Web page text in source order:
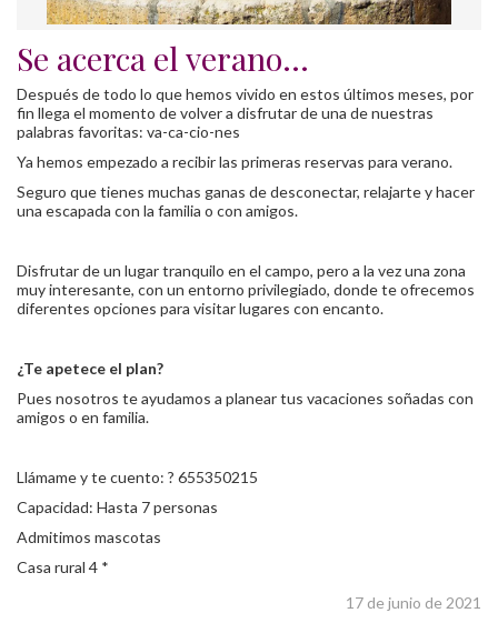
Se acerca el verano...
Después de todo lo que hemos vivido en estos últimos meses, por
fin llega el momento de volver a disfrutar de una de nuestras
palabras favoritas: va-ca-cio-nes
Ya hemos empezado a recibir las primeras reservas para verano.
Seguro que tienes muchas ganas de desconectar, relajarte y hacer
una escapada con la familia o con amigos.
Disfrutar de un lugar tranquilo en el campo, pero a la vez una zona
muy interesante, con un entorno privilegiado, donde te ofrecemos
diferentes opciones para visitar lugares con encanto.
¿Te apetece el plan?
Pues nosotros te ayudamos a planear tus vacaciones soñadas con
amigos o en familia.
Llámame y te cuento: ? 655350215
Capacidad: Hasta 7 personas
Admitimos mascotas
Casa rural 4 *
17 de junio de 2021